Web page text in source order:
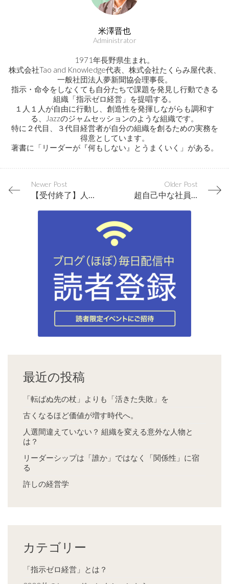
米澤晋也
Administrator
1971年長野県生まれ。
株式会社Tao and Knowledge代表、株式会社たくらみ屋代表、
一般社団法人夢新聞協会理事長。
指示・命令をしなくても自分たちで課題を発見し行動できる
組織「指示ゼロ経営」を提唱する。
１人１人が自由に行動し、創造性を発揮しながらも調和す
る、Jazzのジャムセッションのような組織です。
特に２代目、３代目経営者が自分の組織を創るための実務を
得意としています。
著書に「リーダーが『何もしない』とうまくいく」がある。
Newer Post
【受付終了】人を巻き込んでいく人に共通する１つの共通項
Older Post
超自己中な社員から学んだ「全社員の意識を１つに集中する方法」
最近の投稿
「転ばぬ先の杖」よりも「活きた失敗」を
古くなるほど価値が増す時代へ。
人選間違えていない？ 組織を変える意外な人物と
は？
リーダーシップは「誰か」ではなく「関係性」に宿
る
許しの経営学
カテゴリー
「指示ゼロ経営」とは？